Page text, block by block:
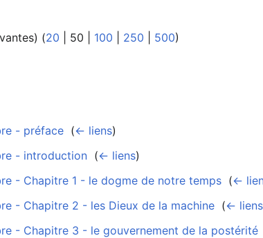
) (20 50 100 250 500)
- préface (← liens)
- introduction (← liens)
- Chapitre 1 - le dogme de notre temps (←
- Chapitre 2 - les Dieux de la machine (← liens
- Chapitre 3 - le gouvernement de la postérité